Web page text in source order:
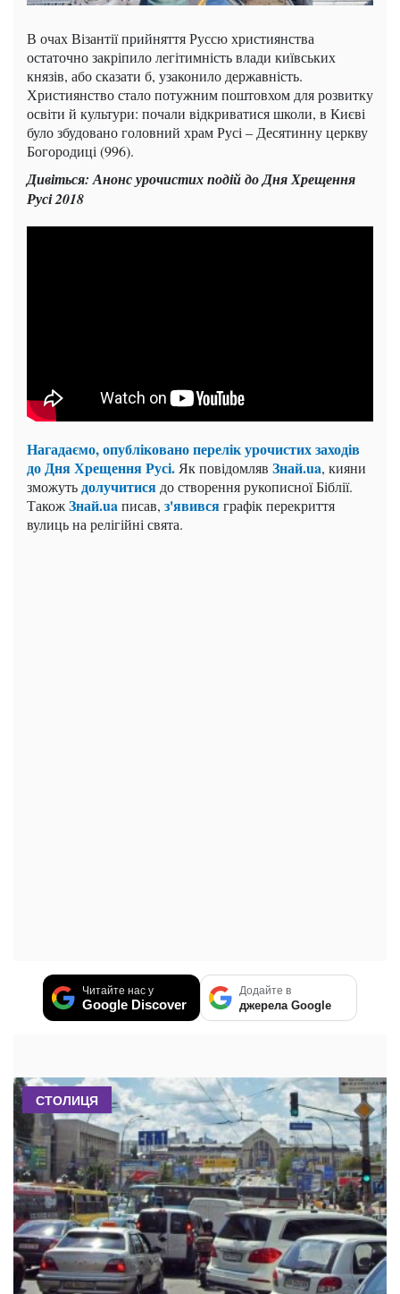
В очах Візантії прийняття Руссю християнства
остаточно закріпило легітимність влади київських
князів, або сказати б, узаконило державність.
Християнство стало потужним поштовхом для розвитку
освіти й культури: почали відкриватися школи, в Києві
було збудовано головний храм Русі – Десятинну церкву
Богородиці (996).
Дивіться: Анонс урочистих подій до Дня Хрещення
Русі 2018
Нагадаємо, опубліковано перелік урочистих заходів
до Дня Хрещення Русі. Як повідомляв Знай.ua, кияни
зможутьдолучитися до створення рукописної Біблії.
ТакожЗнай.uaписав, з'явивсяграфік перекриття
вулиць на релігійні свята.
Читайте нас у
Google Discover
Додайте в
джерела Google
СТОЛИЦЯ